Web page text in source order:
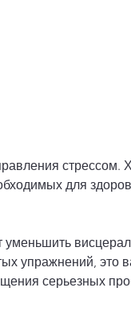
для
уменьшить
упражнений, это
серьезных